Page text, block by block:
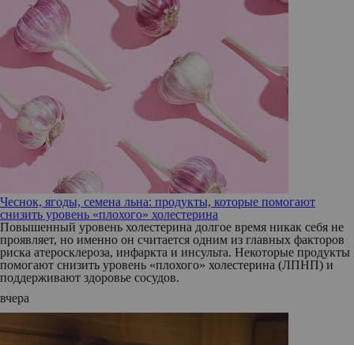
Чеснок, ягоды, семена льна: продукты, которые помогают
снизить уровень «плохого» холестерина
Повышенный уровень холестерина долгое время никак себя не
проявляет, но именно он считается одним из главных факторов
риска атеросклероза, инфаркта и инсульта. Некоторые продукты
помогают снизить уровень «плохого» холестерина (ЛПНП) и
поддерживают здоровье сосудов.
вчера